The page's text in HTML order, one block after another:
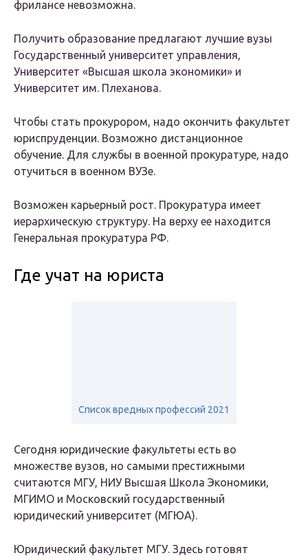
фрилансе невозможна.
Получить образование предлагают лучшие вузы
Государственный университет управления,
Университет «Высшая школа экономики» и
Университет им. Плеханова.
Чтобы стать прокурором, надо окончить факультет
юриспруденции. Возможно дистанционное
обучение. Для службы в военной прокуратуре, надо
отучиться в военном ВУЗе.
Возможен карьерный рост. Прокуратура имеет
иерархическую структуру. На верху ее находится
Генеральная прокуратура РФ.
Где учат на юриста
Список вредных профессий 2021
Сегодня юридические факультеты есть во
множестве вузов, но самыми престижными
считаются МГУ, НИУ Высшая Школа Экономики,
МГИМО и Московский государственный
юридический университет (МГЮА).
Юридический факультет МГУ. Здесь готовят